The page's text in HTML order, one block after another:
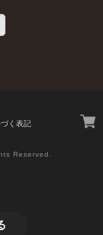
く表記
Reserved.